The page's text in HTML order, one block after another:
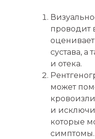
проводит
сустава, а
и отека.
может
и
которые
симптомы.